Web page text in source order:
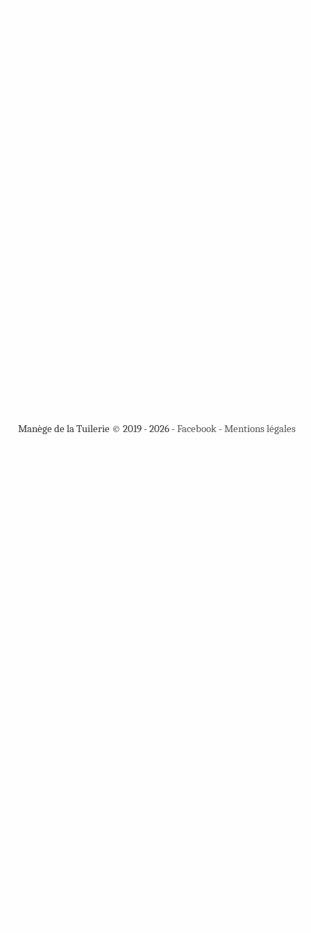
Manège de la Tuilerie © 2019 - 2026 -Facebook-Mentions légales